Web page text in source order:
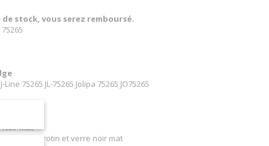
stock, vous serez remboursé.
Line 75265 JL-75265 Jolipa 75265 JO75265
Noir Mat
canapé en rotin et verre noir mat